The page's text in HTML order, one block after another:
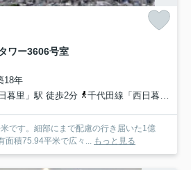
ワー3606号室
18年
暮里」駅 徒歩2分
千代田線「西日暮里」駅 徒歩7分
です。細部にまで配慮の行き届いた1億
面積75.94平米で広々... もっと見る